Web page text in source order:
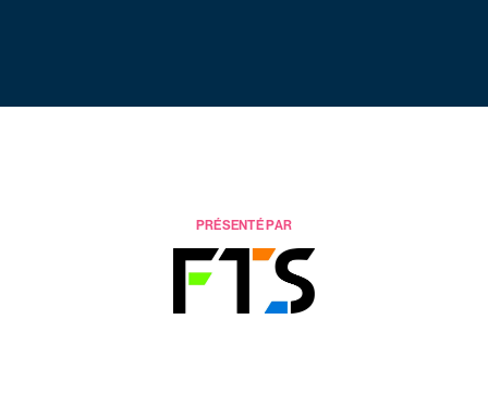
PRÉSENTÉ PAR